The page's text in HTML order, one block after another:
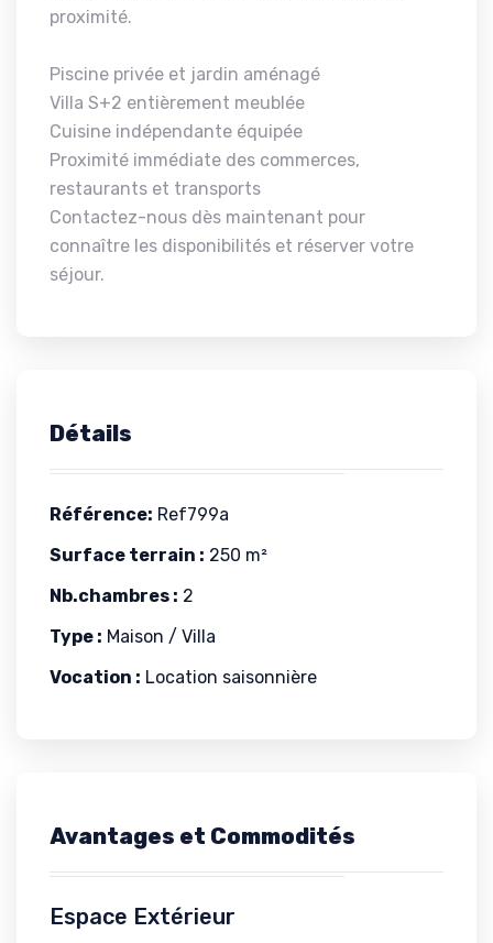
proximité.
Piscine privée et jardin aménagé
Villa S+2 entièrement meublée
Cuisine indépendante équipée
Proximité immédiate des commerces,
restaurants et transports
Contactez-nous dès maintenant pour
connaître les disponibilités et réserver votre
séjour.
Détails
Référence: Ref799a
Surface terrain : 250 m²
Nb.chambres : 2
Type : Maison / Villa
Vocation : Location saisonnière
Avantages et Commodités
Espace Extérieur